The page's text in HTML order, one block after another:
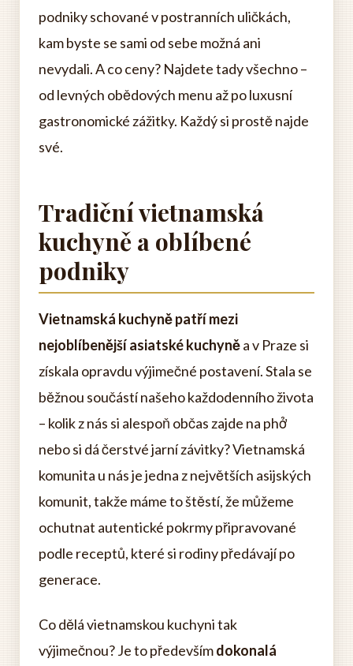
podniky schované v postranních uličkách,
kam byste se sami od sebe možná ani
nevydali. A co ceny? Najdete tady všechno –
od levných obědových menu až po luxusní
gastronomické zážitky. Každý si prostě najde
své.
Tradiční vietnamská
kuchyně a oblíbené
podniky
Vietnamská kuchyně patří mezi
nejoblíbenější asiatské kuchyněa v Praze si
získala opravdu výjimečné postavení. Stala se
běžnou součástí našeho každodenního života
– kolik z nás si alespoň občas zajde na phở
nebo si dá čerstvé jarní závitky? Vietnamská
komunita u nás je jedna z největších asijských
komunit, takže máme to štěstí, že můžeme
ochutnat autentické pokrmy připravované
podle receptů, které si rodiny předávají po
generace.
Co dělá vietnamskou kuchyni tak
výjimečnou? Je to předevšímdokonalá